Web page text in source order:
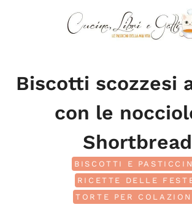
Biscotti scozzesi
con le
Shortbread
BISCOTTI E
RICETTE DELLE
TORTE PER